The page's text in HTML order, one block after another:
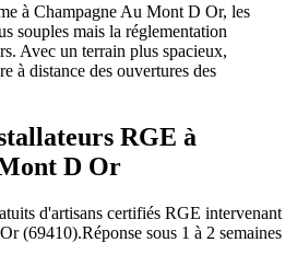
à Champagne Au Mont D Or, les
souples mais la réglementation
Avec un terrain plus spacieux,
à distance des ouvertures des
RGE à
D Or
d'artisans certifiés RGE intervenant
(69410).Réponse sous 1 à 2 semaines